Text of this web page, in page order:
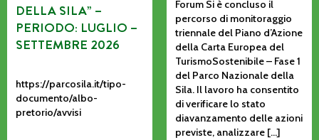
DELLA SILA” –
PERIODO: LUGLIO –
SETTEMBRE 2026
https://parcosila.it/tipo-
documento/albo-
pretorio/avvisi
Forum Si è concluso il
percorso di monitoraggio
triennale del Piano d’Azione
della Carta Europea del
TurismoSostenibile – Fase 1
del Parco Nazionale della
Sila. Il lavoro ha consentito
di verificare lo stato
diavanzamento delle azioni
previste, analizzare […]